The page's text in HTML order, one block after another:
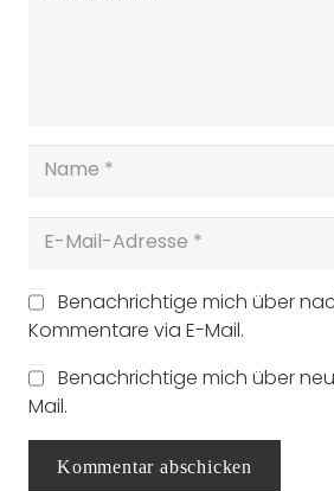
Benachrichtige mich über
Kommentare via E-Mail.
Benachrichtige mich über
Mail.
Kommentar abschicken